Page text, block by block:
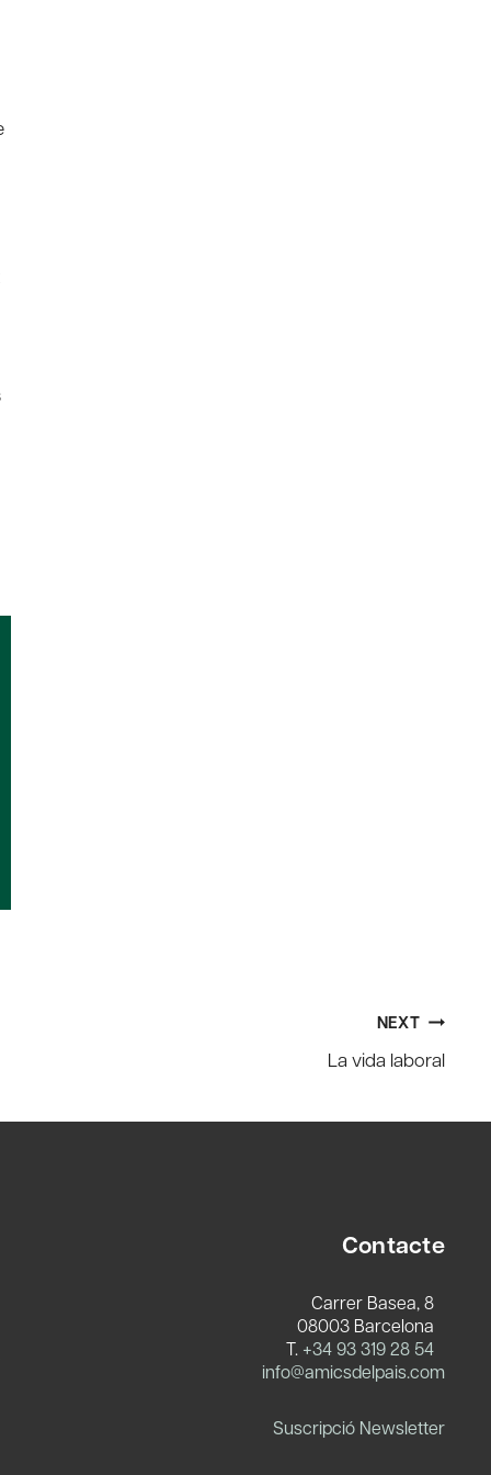
NEXT
La vida laboral
Contacte
Carrer Basea, 8
08003 Barcelona
T. +34 93 319 28 54
info@amicsdelpais.com
Suscripció Newsletter